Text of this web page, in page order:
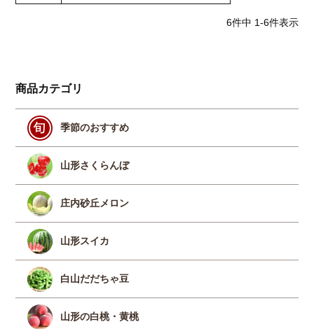
6件中 1-6件表示
商品カテゴリ
季節のおすすめ
山形さくらんぼ
庄内砂丘メロン
山形スイカ
白山だだちゃ豆
山形の白桃・黄桃